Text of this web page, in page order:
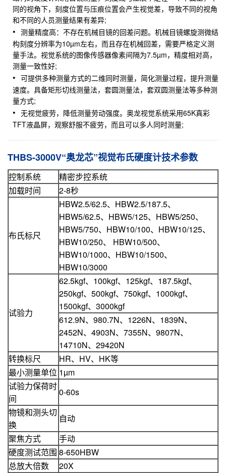
同的视角下，刻度位置与压痕位置会产生视觉差，导致不同的视角
和不同的人员测量结果有差异;
测量精度高：不存在机械目镜的回差问题。机械目镜螺旋测微结
构刻度分辨率为10µm左右，而且存在机械回差，需要严格定义测
量手法。视觉系统的图像传感器像素间隔为7.5µm，精度相对高，
测量一致性好;
可提供多种测量方式的二维同时测量，简化测量过程，提升测量
速度。具备矩形切线测量法，套圆测量法，套双圆测量法等多种测
量方式;
无视觉疲劳，降低测量劳动强度。奥龙视觉系统采用65K真彩
TFT液晶屏，观察舒服不疲劳，而且可以多人同时测量;
THBS-3000V“奥龙芯”视觉布氏硬度计技术参数
控制系统
精密步控系统
加载时间
2-8秒
布氏标尺
HBW2.5/62.5、HBW2.5/187.5、
HBW5/62.5、HBW5/125、HBW5/250、
HBW5/750、HBW10/100、HBW10/125、
HBW10/250、 HBW10/500、
HBW10/1000、HBW10/1500、
HBW10/3000
试验力
62.5kgf、100kgf、125kgf、187.5kgf、
250kgf、500kgf、750kgf、1000kgf、
1500kgf、3000kgf
612.9N、980.7N、1226N、1839N、
2452N、4903N、7355N、9807N、
14710N、29420N
转换标尺
HR、HV、HK等
最小测量单位 1µm
试验力保荷时
间
0-60s
物镜和测头切
换
自动
聚焦方式
手动
硬度测试范围 8-650HBW
总放大倍数
20X